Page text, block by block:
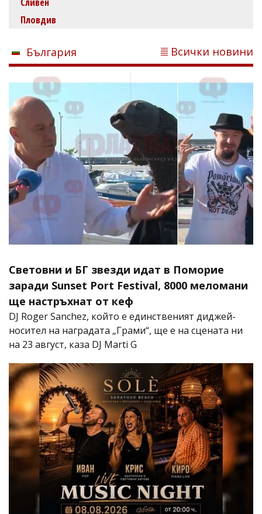
Пловдив
България Всички новини
Световни и БГ звезди идат в Поморие
заради Sunset Port Festival, 8000 меломани
ще настръхнат от кеф
DJ Roger Sanchez, който е единственият диджей-
носител на наградата „Грами“, ще е на сцената ни
на 23 август, каза DJ Marti G